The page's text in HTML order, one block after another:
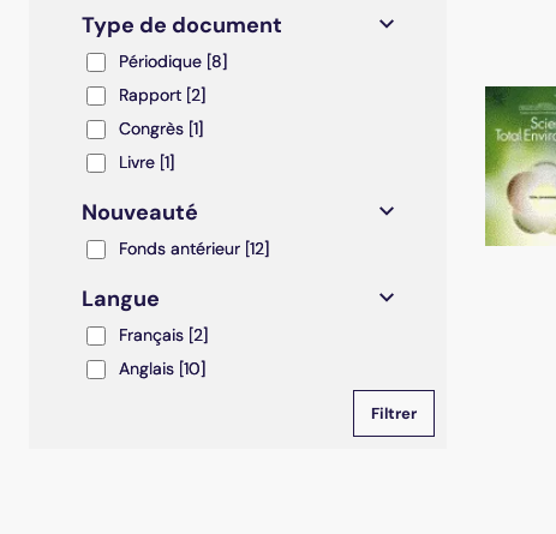
Type de document
Périodique
Périodique [8]
RapportRapport [2]
CongrèsCongrès [1]
LivreLivre [1]
Nouveauté
Fonds antérieur
Fonds antérieur [12]
Langue
Français
Français [2]
AnglaisAnglais [10]